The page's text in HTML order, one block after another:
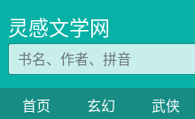
灵感文学网
首页 玄幻 武侠